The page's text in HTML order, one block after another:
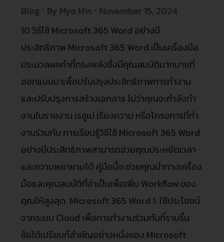
Blog By Myo Min
November 15, 2024
10 วิธีใช้ Microsoft 365 Word อย่างมี
ประสิทธิภาพ Microsoft 365 Word เป็นเครื่องมือ
ประมวลผลคําที่ทรงพลังซึ่งมีคุณสมบัติมากมายที่
ออกแบบมาเพื่อปรับปรุงประสิทธิภาพการทํางาน
และปรับปรุงการสร้างเอกสาร ไม่ว่าคุณจะกําลังทํา
งานในรายงาน เรซูเม่ เรียงความ หรือโครงการที่ทํา
งานร่วมกัน การเรียนรู้วิธีใช้ Microsoft 365 Word
อย่างมีประสิทธิภาพสามารถช่วยคุณประหยัดเวลา
และความพยายามได้ คู่มือนี้จะช่วยคุณนําทางเครื่อง
มือและคุณสมบัติที่จําเป็นเพื่อเพิ่ม Workflow ของ
คุณให้สูงสุด Microsoft 365 Word 1. ใช้ประโยชน์
จากระบบ Cloud เพื่อการทํางานร่วมกันที่ราบรื่น
ข้อได้เปรียบที่สําคัญอย่างหนึ่งของ Microsoft